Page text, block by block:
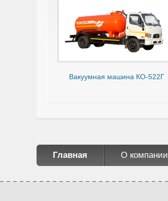
Вакуумная машина КО-522Г
Главная О компании